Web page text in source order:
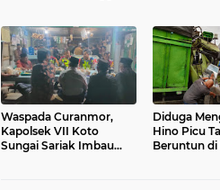
Waspada Curanmor,
Kapolsek VII Koto
Sungai Sariak Imbau
Diduga
Hino Picu
Beruntun di